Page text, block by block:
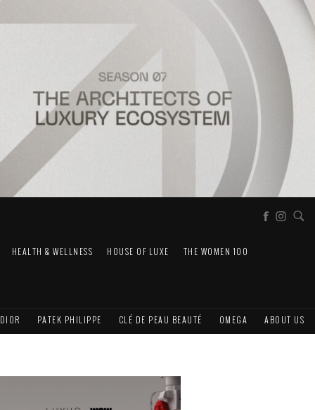
HEALTH & WELLNESS HOUSE OF LUXE THE WOMEN 100
DIOR PATEK PHILIPPE CLÉ DE PEAU BEAUTÉ OMEGA ABOUT US